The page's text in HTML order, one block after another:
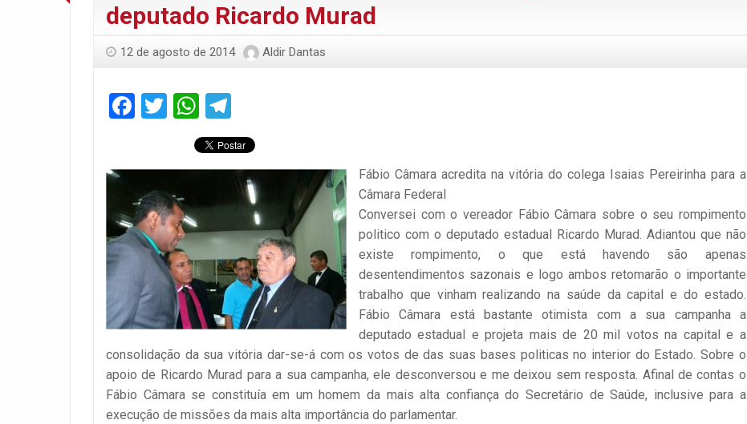
deputado Ricardo Murad
12 de agosto de 2014 Aldir Dantas
Facebook
TwitterWhatsApp
Fábio Câmara acredita na vitória do colega Isaias Pereirinha para a
Câmara Federal
Conversei com o vereador Fábio Câmara sobre o seu rompimento
politico com o deputado estadual Ricardo Murad. Adiantou que não
existe rompimento, o que está havendo são apenas
desentendimentos sazonais e logo ambos retomarão o importante
trabalho que vinham realizando na saúde da capital e do estado.
Fábio Câmara está bastante otimista com a sua campanha a
deputado estadual e projeta mais de 20 mil votos na capital e a
consolidação da sua vitória dar-se-á com os votos de das suas bases politicas no interior do Estado. Sobre o
apoio de Ricardo Murad para a sua campanha, ele desconversou e me deixou sem resposta. Afinal de contas o
Fábio Câmara se constituía em um homem da mais alta confiança do Secretário de Saúde, inclusive para a
execução de missões da mais alta importância do parlamentar.